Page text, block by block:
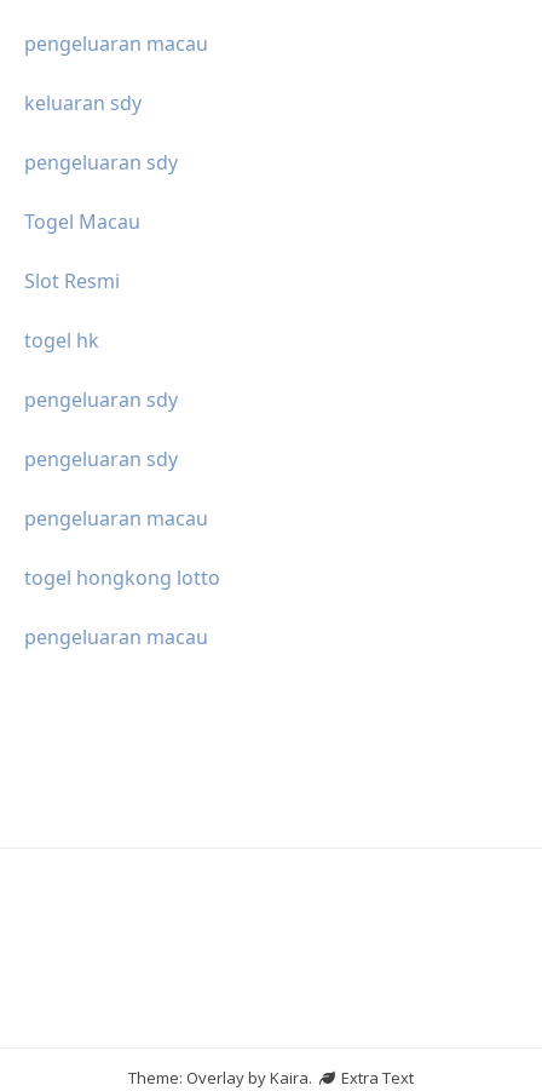
pengeluaran macau
keluaran sdy
pengeluaran sdy
Togel Macau
Slot Resmi
togel hk
pengeluaran sdy
pengeluaran sdy
pengeluaran macau
togel hongkong lotto
pengeluaran macau
Theme: Overlay byKaira. Extra Text